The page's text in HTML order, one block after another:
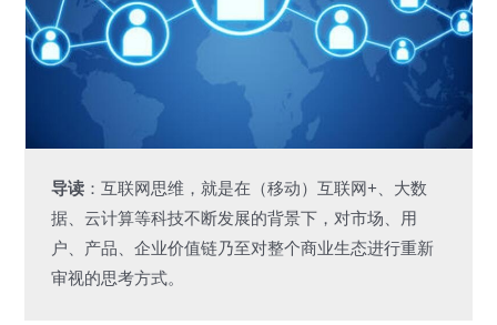
导读：互联网思维，就是在（移动）互联网+、大数
据、云计算等科技不断发展的背景下，对市场、用
户、产品、企业价值链乃至对整个商业生态进行重新
审视的思考方式。